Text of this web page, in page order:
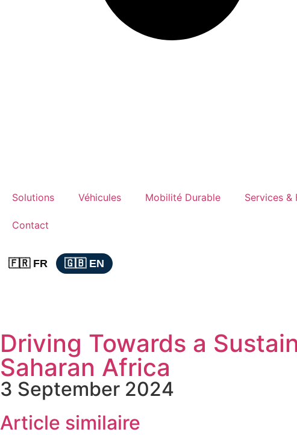
Solutions Véhicules Mobilité Durable Services &
Contact
🇫🇷 FR 🇬🇧 EN
Driving Towards a
Saharan Africa
3 September 2024
Article similaire